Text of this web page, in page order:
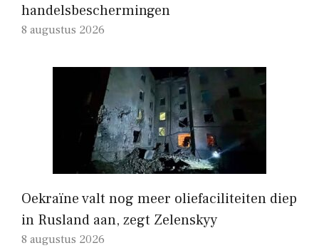
handelsbeschermingen
8 augustus 2026
Oekraïne valt nog meer oliefaciliteiten diep
in Rusland aan, zegt Zelenskyy
8 augustus 2026